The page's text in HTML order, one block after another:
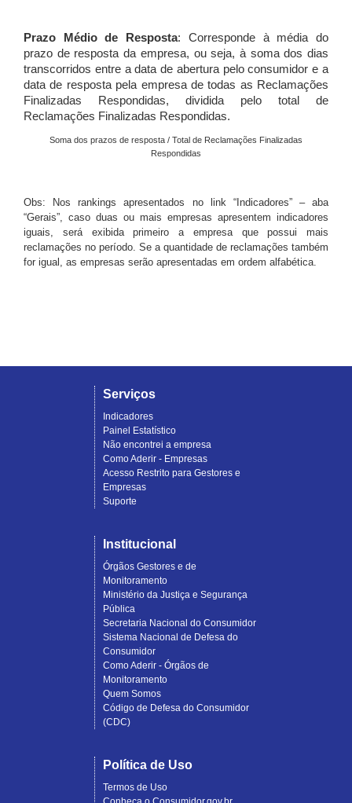
Prazo Médio de Resposta: Corresponde à média do
prazo de resposta da empresa, ou seja, à soma dos dias
transcorridos entre a data de abertura pelo consumidor e a
data de resposta pela empresa de todas as Reclamações
Finalizadas Respondidas, dividida pelo total de
Reclamações Finalizadas Respondidas.
Soma dos prazos de resposta / Total de Reclamações Finalizadas
Respondidas
Obs: Nos rankings apresentados no link “Indicadores” – aba
“Gerais”, caso duas ou mais empresas apresentem indicadores
iguais, será exibida primeiro a empresa que possui mais
reclamações no período. Se a quantidade de reclamações também
for igual, as empresas serão apresentadas em ordem alfabética.
Serviços
Indicadores
Painel Estatístico
Não encontrei a empresa
Como Aderir - Empresas
Acesso Restrito para Gestores e
Empresas
Suporte
Institucional
Órgãos Gestores e de
Monitoramento
Ministério da Justiça e Segurança
Pública
Secretaria Nacional do Consumidor
Sistema Nacional de Defesa do
Consumidor
Como Aderir - Órgãos de
Monitoramento
Quem Somos
Código de Defesa do Consumidor
(CDC)
Política de Uso
Termos de Uso